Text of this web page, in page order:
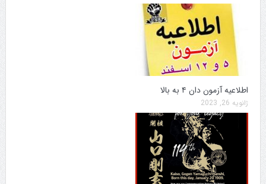
اطلاعیه آزمون دان ۴ به بالا
ژانویه 26, 2023